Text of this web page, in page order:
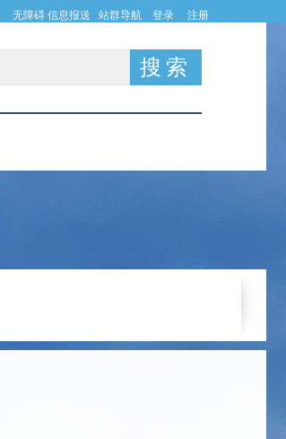
无障碍 信息报送 站群导航 登录 注册